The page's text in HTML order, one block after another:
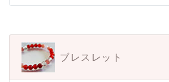
ブレスレット